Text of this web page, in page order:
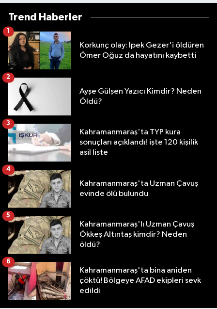
Trend Haberler
Korkunç olay: İpek Gezer'i öldüren
Ömer Oğuz da hayatını kaybetti
1
Ayşe Gülşen Yazıcı Kimdir? Neden
Öldü?
2
Kahramanmaraş'ta TYP kura
sonuçları açıklandı! işte 120 kişilik
asil liste
3
Kahramanmaraş'ta Uzman Çavuş
evinde ölü bulundu
4
Kahramanmaraş'lı Uzman Çavuş
Ökkeş Altıntaş kimdir? Neden
öldü?
5
Kahramanmaraş'ta bina aniden
çöktü! Bölgeye AFAD ekipleri sevk
edildi
6